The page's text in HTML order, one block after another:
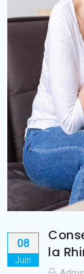
08
Juin
la